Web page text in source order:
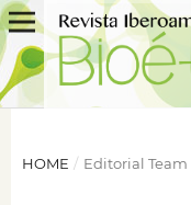
HOME / Editorial Team